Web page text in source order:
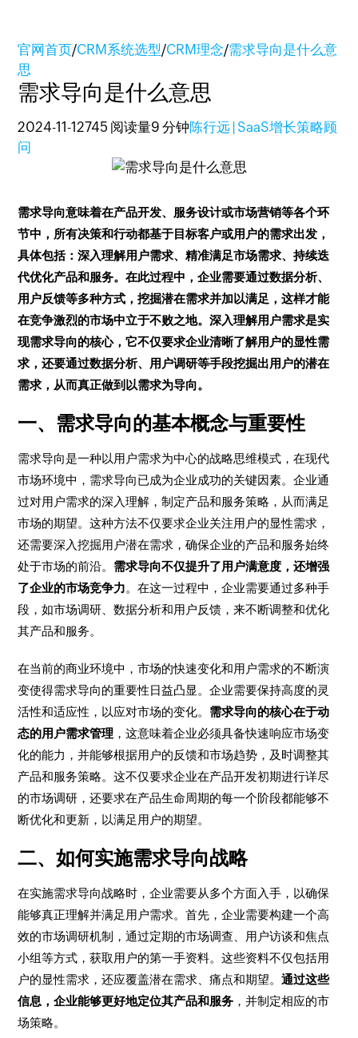
官网首页/CRM系统选型/CRM理念/需求导向是什么意
思
需求导向是什么意思
2024-11-12745 阅读量9 分钟陈行远 | SaaS增长策略顾
问
需求导向意味着在产品开发、服务设计或市场营销等各个环
节中，所有决策和行动都基于目标客户或用户的需求出发，
具体包括：深入理解用户需求、精准满足市场需求、持续迭
代优化产品和服务。在此过程中，企业需要通过数据分析、
用户反馈等多种方式，挖掘潜在需求并加以满足，这样才能
在竞争激烈的市场中立于不败之地。深入理解用户需求是实
现需求导向的核心，它不仅要求企业清晰了解用户的显性需
求，还要通过数据分析、用户调研等手段挖掘出用户的潜在
需求，从而真正做到以需求为导向。
一、需求导向的基本概念与重要性
需求导向是一种以用户需求为中心的战略思维模式，在现代
市场环境中，需求导向已成为企业成功的关键因素。企业通
过对用户需求的深入理解，制定产品和服务策略，从而满足
市场的期望。这种方法不仅要求企业关注用户的显性需求，
还需要深入挖掘用户潜在需求，确保企业的产品和服务始终
处于市场的前沿。 需求导向不仅提升了用户满意度，还增强
了企业的市场竞争力。在这一过程中，企业需要通过多种手
段，如市场调研、数据分析和用户反馈，来不断调整和优化
其产品和服务。
在当前的商业环境中，市场的快速变化和用户需求的不断演
变使得需求导向的重要性日益凸显。企业需要保持高度的灵
活性和适应性，以应对市场的变化。 需求导向的核心在于动
态的用户需求管理 ，这意味着企业必须具备快速响应市场变
化的能力，并能够根据用户的反馈和市场趋势，及时调整其
产品和服务策略。这不仅要求企业在产品开发初期进行详尽
的市场调研，还要求在产品生命周期的每一个阶段都能够不
断优化和更新，以满足用户的期望。
二、如何实施需求导向战略
在实施需求导向战略时，企业需要从多个方面入手，以确保
能够真正理解并满足用户需求。首先，企业需要构建一个高
效的市场调研机制，通过定期的市场调查、用户访谈和焦点
小组等方式，获取用户的第一手资料。这些资料不仅包括用
户的显性需求，还应覆盖潜在需求、痛点和期望。通过这些
信息，企业能够更好地定位其产品和服务 ，并制定相应的市
场策略。